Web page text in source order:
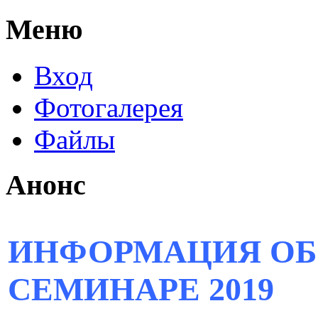
Меню
Вход
Фотогалерея
Файлы
Анонс
ИНФОРМАЦИЯ
СЕМИНАРЕ 2019